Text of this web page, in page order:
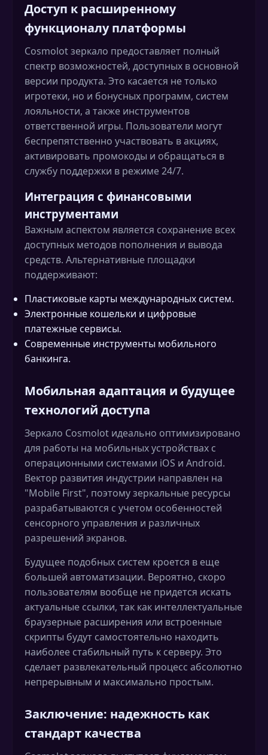
Доступ к расширенному
функционалу платформы
Cosmolot зеркало предоставляет полный
спектр возможностей, доступных в основной
версии продукта. Это касается не только
игротеки, но и бонусных программ, систем
лояльности, а также инструментов
ответственной игры. Пользователи могут
беспрепятственно участвовать в акциях,
активировать промокоды и обращаться в
службу поддержки в режиме 24/7.
Интеграция с финансовыми
инструментами
Важным аспектом является сохранение всех
доступных методов пополнения и вывода
средств. Альтернативные площадки
поддерживают:
Пластиковые карты международных систем.
Электронные кошельки и цифровые
платежные сервисы.
Современные инструменты мобильного
банкинга.
Мобильная адаптация и будущее
технологий доступа
Зеркало Cosmolot идеально оптимизировано
для работы на мобильных устройствах с
операционными системами iOS и Android.
Вектор развития индустрии направлен на
"Mobile First", поэтому зеркальные ресурсы
разрабатываются с учетом особенностей
сенсорного управления и различных
разрешений экранов.
Будущее подобных систем кроется в еще
большей автоматизации. Вероятно, скоро
пользователям вообще не придется искать
актуальные ссылки, так как интеллектуальные
браузерные расширения или встроенные
скрипты будут самостоятельно находить
наиболее стабильный путь к серверу. Это
сделает развлекательный процесс абсолютно
непрерывным и максимально простым.
Заключение: надежность как
стандарт качества